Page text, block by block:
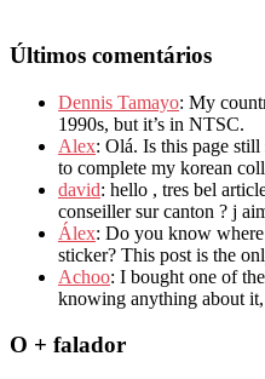
Últimos comentários
Dennis Tamayo: My
1990s, but it’s in NTSC.
Alex: Olá. Is this page
to complete my korean
david: hello , tres bel
conseiller sur canton ? j
Álex: Do you know where
sticker? This post is the
Achoo: I bought one of
knowing anything about
O + falador